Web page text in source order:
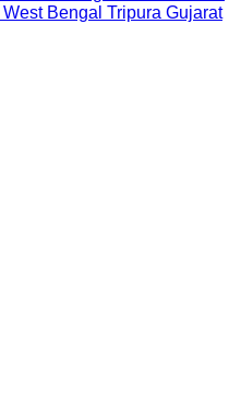
West Bengal Tripura Gujarat